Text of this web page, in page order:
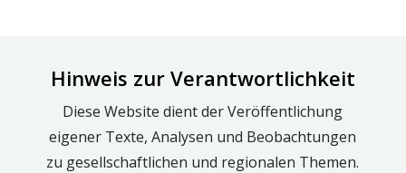
Hinweis zur Verantwortlichkeit
Diese Website dient der Veröffentlichung
eigener Texte, Analysen und Beobachtungen
zu gesellschaftlichen und regionalen Themen.